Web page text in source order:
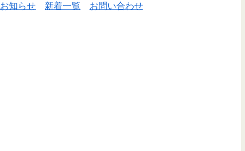
お知らせ 新着一覧 お問い合わせ